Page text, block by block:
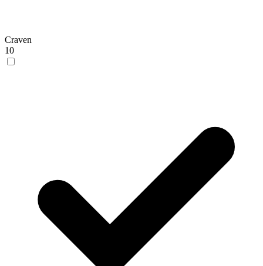
Craven
10